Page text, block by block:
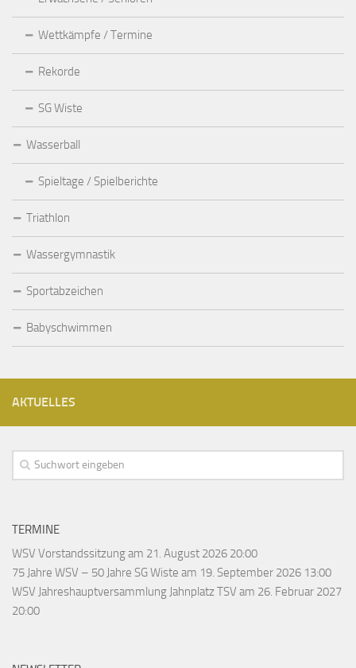
Wettkämpfe / Termine
Rekorde
SG Wiste
Wasserball
Spieltage / Spielberichte
Triathlon
Wassergymnastik
Sportabzeichen
Babyschwimmen
AKTUELLES
TERMINE
WSV Vorstandssitzungam 21. August 2026 20:00
75 Jahre WSV – 50 Jahre SG Wiste am 19. September 2026 13:00
WSV Jahreshauptversammlung Jahnplatz TSV am 26. Februar 2027
20:00